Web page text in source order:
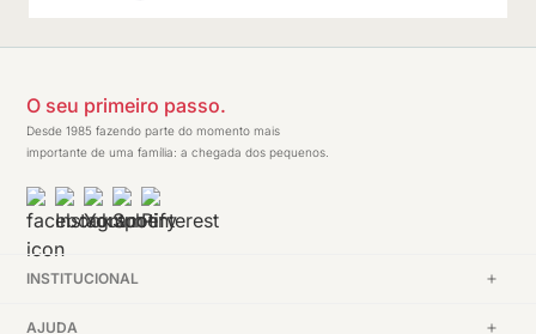
O seu primeiro passo.
Desde 1985 fazendo parte do momento mais
importante de uma família: a chegada dos pequenos.
INSTITUCIONAL
AJUDA